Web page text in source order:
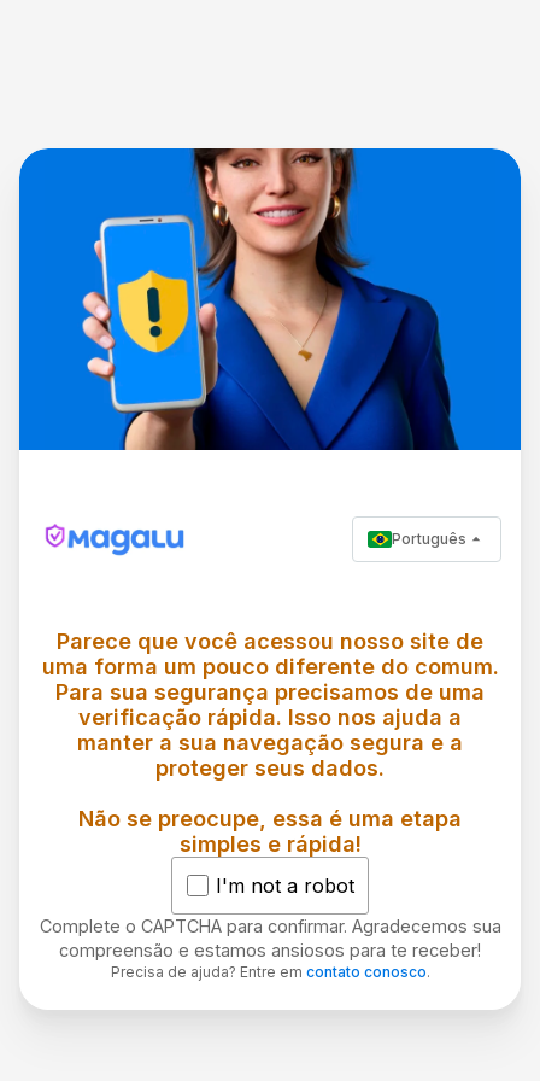
Português
Parece que você acessou nosso site de
uma forma um pouco diferente do comum.
Para sua segurança precisamos de uma
verificação rápida. Isso nos ajuda a
manter a sua navegação segura e a
proteger seus dados.
Não se preocupe, essa é uma etapa
simples e rápida!
I'm not a robot
Complete o CAPTCHA para confirmar. Agradecemos sua
compreensão e estamos ansiosos para te receber!
Precisa de ajuda? Entre em contato conosco.